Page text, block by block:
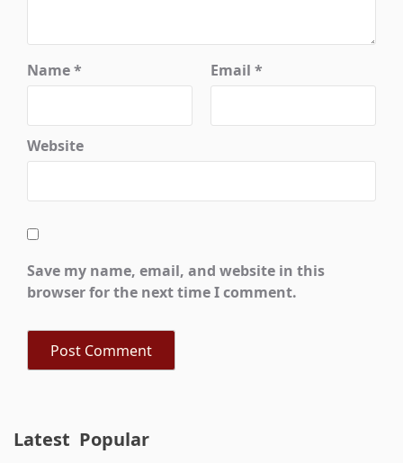
Name* Email *
Website
Save my name, email, and website in this
browser for the next time I comment.
Latest Popular